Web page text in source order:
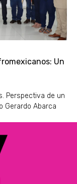
Un
Perspectiva de un
Gerardo Abarca